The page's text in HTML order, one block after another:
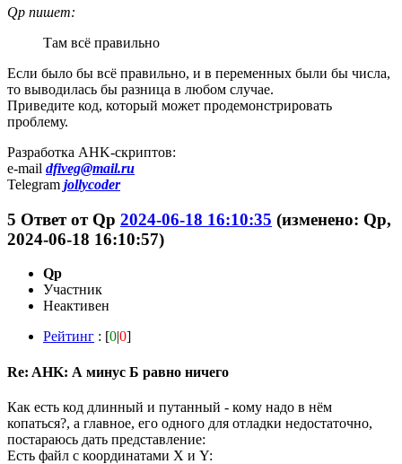
Qp пишет:
Там всё правильно
Если было бы всё правильно, и в переменных были бы числа,
то выводилась бы разница в любом случае.
Приведите код, который может продемонстрировать
проблему.
Разработка AHK-скриптов:
e-mail dfiveg@mail.ru
Telegram jollycoder
5 Ответ от Qp 2024-06-18 16:10:35 (изменено: Qp,
2024-06-18 16:10:57)
Qp
Участник
Неактивен
Рейтинг : [0|0]
Re: AHK: А минус Б равно ничего
Как есть код длинный и путанный - кому надо в нём
копаться?, а главное, его одного для отладки недостаточно,
постараюсь дать представление:
Есть файл с координатами X и Y: